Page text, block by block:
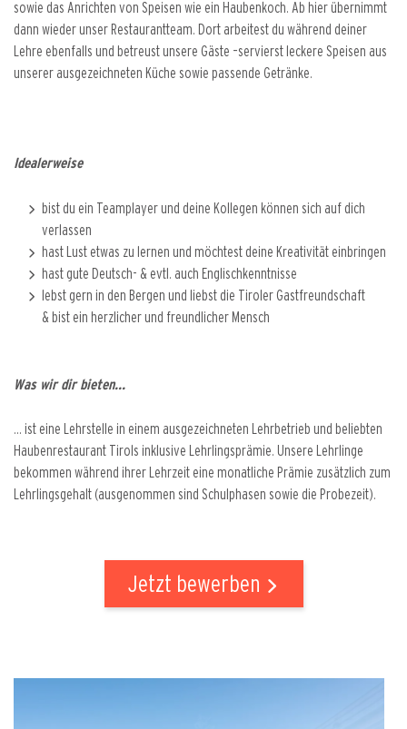
sowie das Anrichten von Speisen wie ein Haubenkoch. Ab hier übernimmt
dann wieder unser Restaurantteam. Dort arbeitest du während deiner
Lehre ebenfalls und betreust unsere Gäste –servierst leckere Speisen aus
unserer ausgezeichneten Küche sowie passende Getränke.
Idealerweise
bist du ein Teamplayer und deine Kollegen können sich auf dich
verlassen
hast Lust etwas zu lernen und möchtest deine Kreativität einbringen
hast gute Deutsch- & evtl. auch Englischkenntnisse
lebst gern in den Bergen und liebst die Tiroler Gastfreundschaft
& bist ein herzlicher und freundlicher Mensch
Was wir dir bieten...
... ist eine Lehrstelle in einem ausgezeichneten Lehrbetrieb und beliebten
Haubenrestaurant Tirols inklusive Lehrlingsprämie. Unsere Lehrlinge
bekommen während ihrer Lehrzeit eine monatliche Prämie zusätzlich zum
Lehrlingsgehalt (ausgenommen sind Schulphasen sowie die Probezeit).
Jetzt bewerben